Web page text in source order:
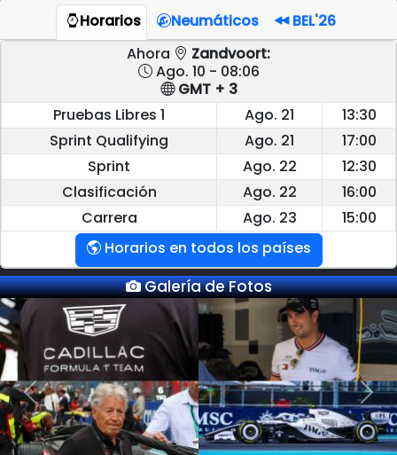
Horarios Neumáticos
BEL'26
Ahora
Zandvoort:
Ago. 10 - 08:06
GMT + 3
Pruebas Libres 1
Ago. 21
13:30
Sprint Qualifying
Ago. 21
17:00
Sprint
Ago. 22
12:30
Clasificación
Ago. 22
16:00
Carrera
Ago. 23
15:00
Horarios en todos los países
Galería de Fotos
Previous Next